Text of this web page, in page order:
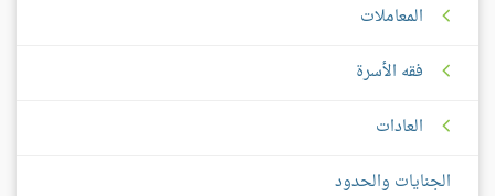
المعاملات
فقه الأسرة
العادات
الجنايات والحدود